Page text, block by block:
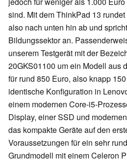
sind. Mit dem ThinkPad 13
also nach unten hin ab und
Bildungssektor an.
unserem Testgerät mit der
20GKS01100 um ein Modell aus
für rund 850 Euro, also knapp
identische Konfiguration in
einem modernen Core-i5-
Display, einer SSD und
das kompakte Geräte auf den
Voraussetzungen für ein sehr
Grundmodell mit einem Celeron